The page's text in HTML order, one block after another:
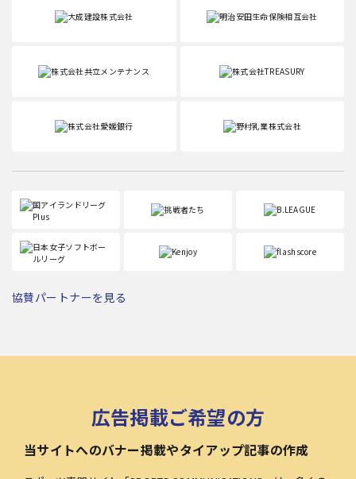
協賛パートナーを見る
広告掲載ご希望の方
当サイトへのバナー掲載やタイアップ記事の作成